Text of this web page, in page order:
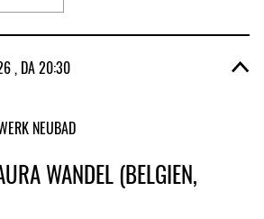
, DA 20:30
NEUBAD
WANDEL (BELGIEN,